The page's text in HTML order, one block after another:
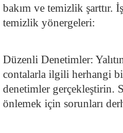
bakım ve temizlik şarttır.
temizlik yönergeleri:
Düzenli Denetimler:
contalarla ilgili herhangi
denetimler gerçekleştirin.
önlemek için sorunları